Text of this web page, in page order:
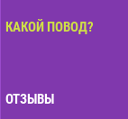
КАКОЙ ПОВОД?
ОТЗЫВЫ